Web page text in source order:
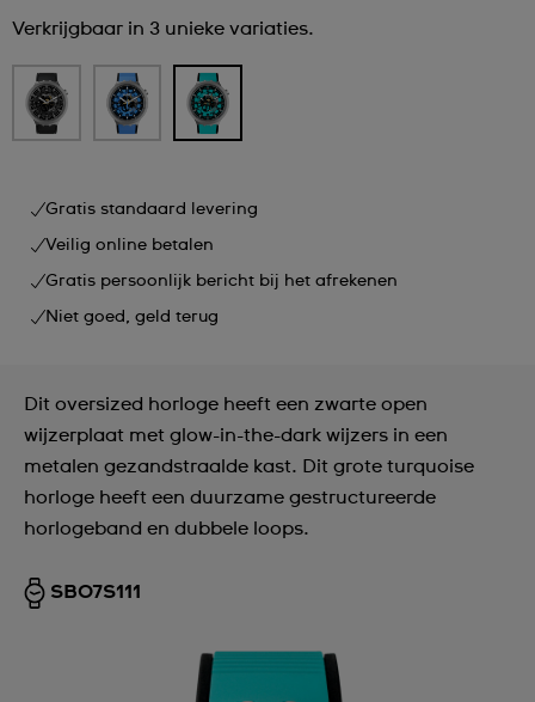
Verkrijgbaar in 3 unieke variaties.
Gratis standaard levering
Veilig online betalen
Gratis persoonlijk bericht bij het afrekenen
Niet goed, geld terug
Dit oversized horloge heeft een zwarte open
wijzerplaat met glow-in-the-dark wijzers in een
metalen gezandstraalde kast. Dit grote turquoise
horloge heeft een duurzame gestructureerde
horlogeband en dubbele loops.
SB07S111